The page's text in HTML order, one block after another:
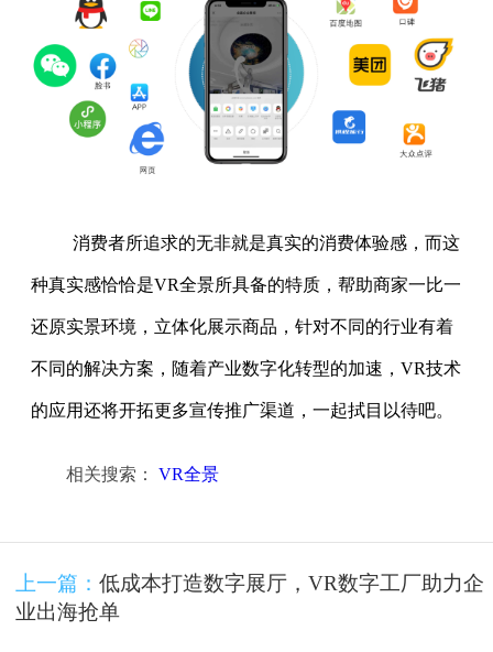
消费者所追求的无非就是真实的消费体验感，而这
种真实感恰恰是VR全景所具备的特质，帮助商家一比一
还原实景环境，立体化展示商品，针对不同的行业有着
不同的解决方案，随着产业数字化转型的加速，VR技术
的应用还将开拓更多宣传推广渠道，一起拭目以待吧。
相关搜索： VR全景
上一篇： 低成本打造数字展厅，VR数字工厂助力企
业出海抢单